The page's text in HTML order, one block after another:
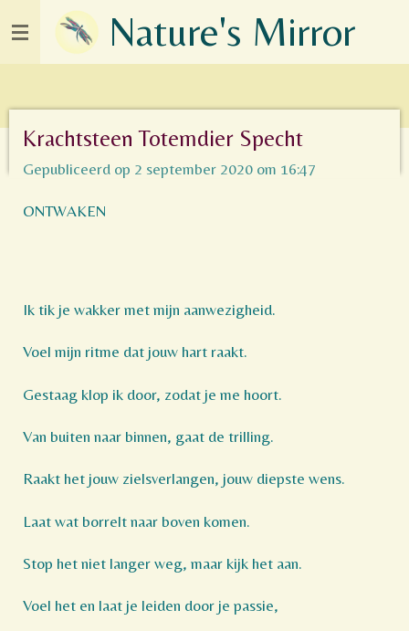
Ga
hoofdinhoud
Nature's Mirror
Krachtsteen Totemdier Specht
Gepubliceerd op 2 september 2020 om 16:47
ONTWAKEN
Ik tik je wakker met mijn aanwezigheid.
Voel mijn ritme dat jouw hart raakt.
Gestaag klop ik door, zodat je me hoort.
Van buiten naar binnen, gaat de trilling.
Raakt het jouw zielsverlangen, jouw diepste wens.
Laat wat borrelt naar boven komen.
Stop het niet langer weg, maar kijk het aan.
Voel het en laat je leiden door je passie,